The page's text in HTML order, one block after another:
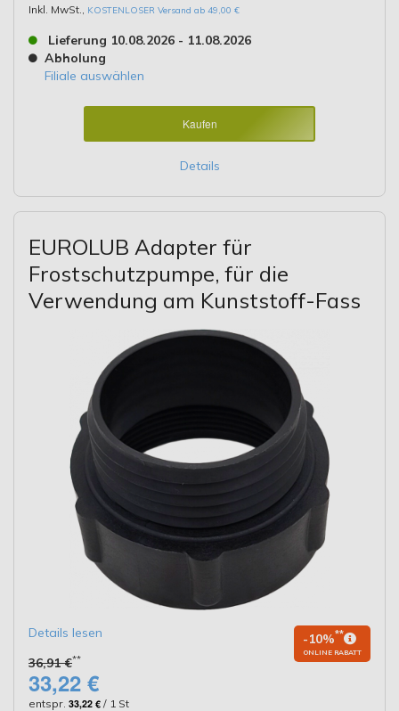
Inkl. MwSt.
KOSTENLOSER Versand ab 49,00 €
Lieferung 10.08.2026 - 11.08.2026
Abholung
Filiale auswählen
Kaufen
Details
EUROLUB Adapter für
Frostschutzpumpe, für die
Verwendung am Kunststoff-Fass
Details lesen
36,91 €**
-10%**
ONLINE RABATT
33,22 €
entspr. 33,22 € / 1 St